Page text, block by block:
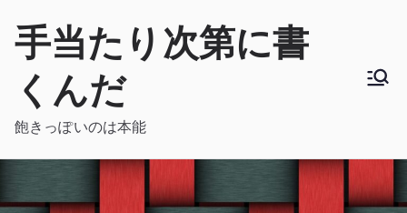
手当たり次第に書
くんだ
飽きっぽいのは本能